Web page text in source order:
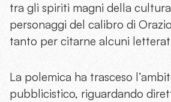
tra gli spiriti magni della
personaggi del calibro di
tanto per citarne alcuni
La polemica ha trasceso
pubblicistico, riguardando